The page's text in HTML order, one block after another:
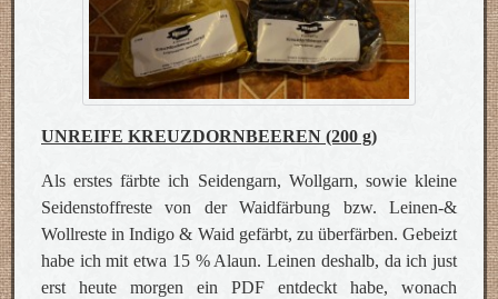
UNREIFE KREUZDORNBEEREN (200 g)
Als erstes färbte ich Seidengarn, Wollgarn, sowie kleine
Seidenstoffreste von der Waidfärbung bzw. Leinen-&
Wollreste in Indigo & Waid gefärbt, zu überfärben. Gebeizt
habe ich mit etwa 15 % Alaun. Leinen deshalb, da ich just
erst heute morgen ein PDF entdeckt habe, wonach